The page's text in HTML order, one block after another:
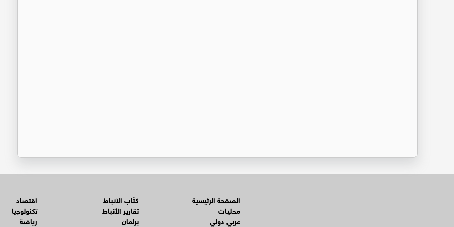
الصفحة الرئيسية
محليات
عربي دولي
كتّاب الأنباط
تقارير الأنباط
برلمان
اقتصاد
تكنولوجيا
رياضة